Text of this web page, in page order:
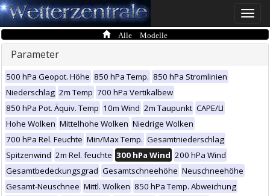
Toggle
Alle Modelle
Parameter
500 hPa Geopot. Höhe 850 hPa Temp. 850 hPa Stromlinien
Niederschlag 2m Temp 700 hPa Vertikalbew
850 hPa Pot. Äquiv. Temp 10m Wind 2m Taupunkt CAPE/LI
Hohe Wolken Mittelhohe Wolken Niedrige Wolken
700 hPa Rel. Feuchte Min/Max Temp. Gesamtniederschlag
Spitzenwind 2m Rel. feuchte 300 hPa Wind 200 hPa Wind
Gesamtbedeckungsgrad Gesamtschneehöhe Neuschneehöhe
Gesamt-Neuschnee Mittl. Wolken 850 hPa Temp. Abweichung